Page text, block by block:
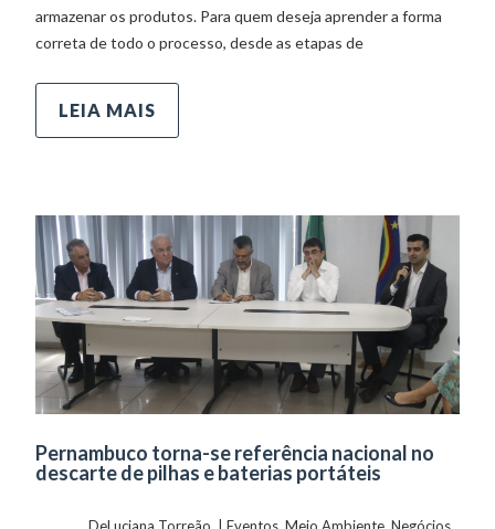
armazenar os produtos. Para quem deseja aprender a forma
correta de todo o processo, desde as etapas de
LEIA MAIS
Pernambuco torna-se referência nacional no
descarte de pilhas e baterias portáteis